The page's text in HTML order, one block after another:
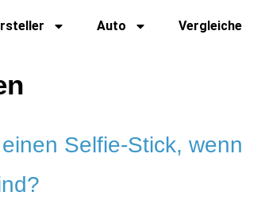
Auto Vergleiche
Selfie-Stick, wenn